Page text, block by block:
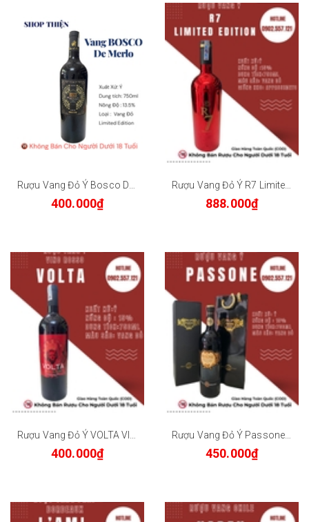
Rượu Vang Đỏ Ý Bosco De Merlo Primitivo Limited Edition 13.5% - Chai 750ml
400.000₫
Rượu Vang Đỏ Ý R7 Limited Edition 15% 750ml-Appassimento
888.000₫
400.000₫ 450.000₫